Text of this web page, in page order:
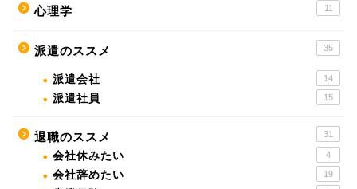
心理学 11
派遣のススメ 35
派遣会社 14
派遣社員 15
退職のススメ 31
会社休みたい 4
会社辞めたい 19